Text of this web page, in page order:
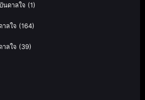
นดาลใจ (1)
ลใจ (164)
ลใจ (39)